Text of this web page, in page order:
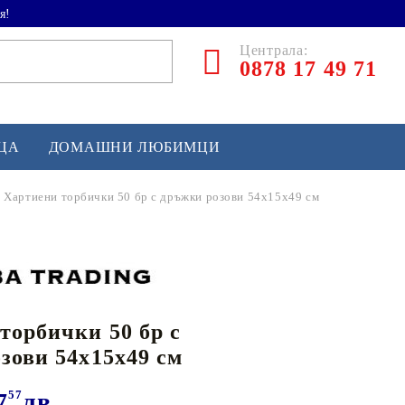
Централа:
0878 17 49 71
и софтбол
и лакрос
спортно оборудване
ДОМАШНИ ЛЮБИМЦИ
Хартиени торбички 50 бр с дръжки розови 54x15x49 см
50 бр с
54x15x49 см
57